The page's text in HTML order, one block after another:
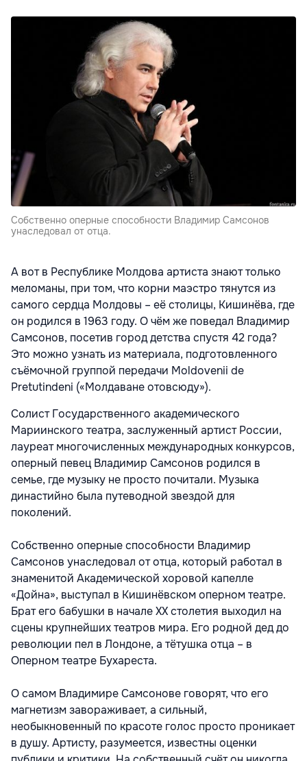
Собственно оперные способности Владимир Самсонов
унаследовал от отца.
А вот в Республике Молдова артиста знают только
меломаны, при том, что корни маэстро тянутся из
самого сердца Молдовы – её столицы, Кишинёва, где
он родился в 1963 году. О чём же поведал Владимир
Самсонов, посетив город детства спустя 42 года?
Это можно узнать из материала, подготовленного
съёмочной группой передачи Moldovenii de
Pretutindeni («Молдаване отовсюду»).
Солист Государственного академического
Мариинского театра, заслуженный артист России,
лауреат многочисленных международных конкурсов,
оперный певец Владимир Самсонов родился в
семье, где музыку не просто почитали. Музыка
династийно была путеводной звездой для
поколений.
Собственно оперные способности Владимир
Самсонов унаследовал от отца, который работал в
знаменитой Академической хоровой капелле
«Дойна», выступал в Кишинёвском оперном театре.
Брат его бабушки в начале ХХ столетия выходил на
сцены крупнейших театров мира. Его родной дед до
революции пел в Лондоне, а тётушка отца – в
Оперном театре Бухареста.
О самом Владимире Самсонове говорят, что его
магнетизм завораживает, а сильный,
необыкновенный по красоте голос просто проникает
в душу. Артисту, разумеется, известны оценки